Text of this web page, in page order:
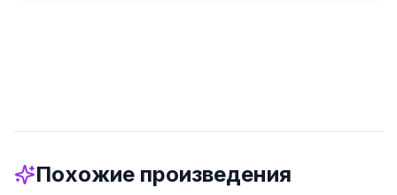
Похожие произведения